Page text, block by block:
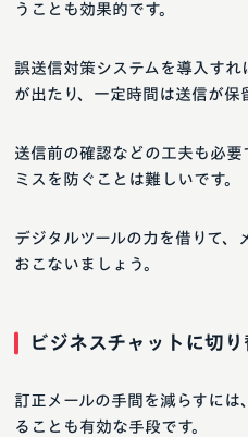
うことも効果的です。
誤送信対策システムを導入す
が出たり、一定時間は送信が保
送信前の確認などの工夫も必
ミスを防ぐことは難しいです。
デジタルツールの力を借りて、
おこないましょう。
ビジネスチャットに切り
訂正メールの手間を減らすに
ることも有効な手段です。